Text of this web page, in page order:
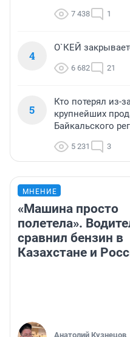
7 438 1
4
О`КЕЙ
6 682 21
5
Кто потерял из-
крупнейших
Байкальского
5 231 3
МНЕНИЕ
«Машина просто
полетела».
сравнил бензин в
Казахстане и
Анатолий Кузнецов